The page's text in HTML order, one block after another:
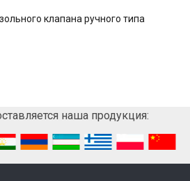
клапана ручного типа
наша продукция: